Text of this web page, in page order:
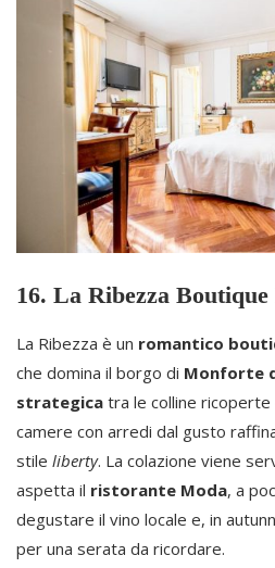
16. La Ribezza Boutique
La Ribezza è un romantico
che domina il borgo di Monforte
strategica tra le colline ricoperte
camere con arredi dal gusto
stile liberty. La colazione viene
aspetta il ristorante Moda, a
degustare il vino locale e, in
per una serata da ricordare.